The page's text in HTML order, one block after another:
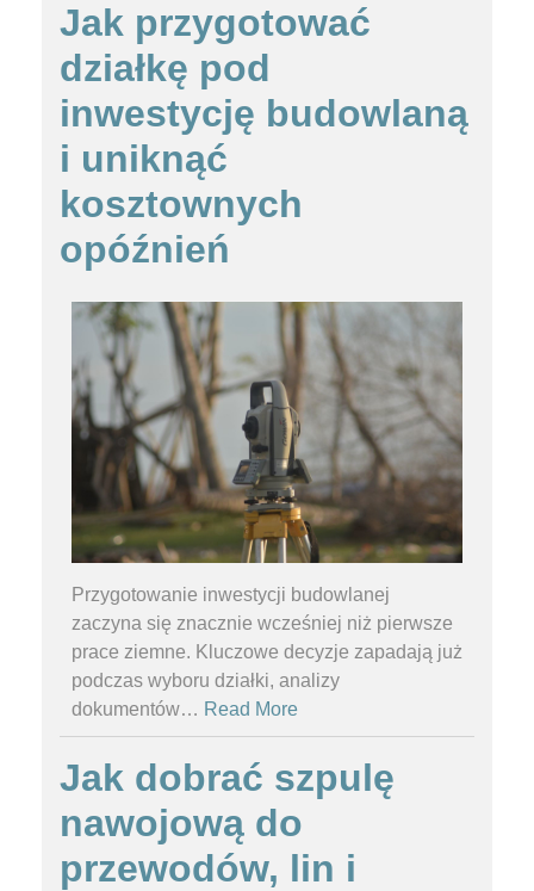
Jak przygotować
działkę pod
inwestycję budowlaną
i uniknąć
kosztownych
opóźnień
Przygotowanie inwestycji budowlanej
zaczyna się znacznie wcześniej niż pierwsze
prace ziemne. Kluczowe decyzje zapadają już
podczas wyboru działki, analizy
dokumentów… Read More
Jak dobrać szpulę
nawojową do
przewodów, lin i